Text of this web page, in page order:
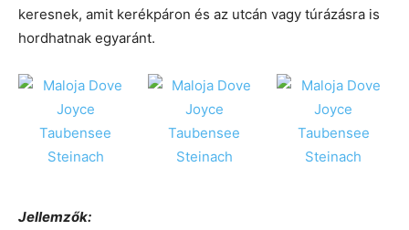
keresnek, amit kerékpáron és az utcán vagy túrázásra is
hordhatnak egyaránt.
Jellemzők: